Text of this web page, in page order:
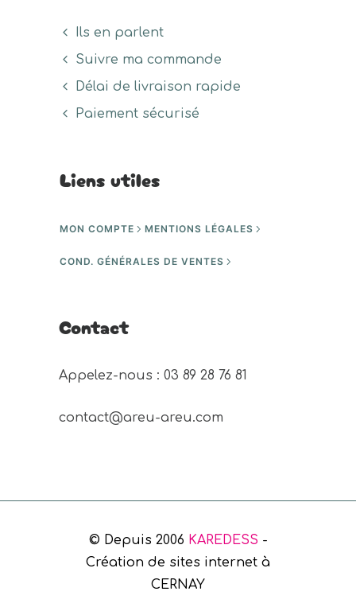
Ils en parlent
Suivre ma commande
Délai de livraison rapide
Paiement sécurisé
Liens utiles
MON COMPTE MENTIONS LÉGALES
COND. GÉNÉRALES DE VENTES
Contact
Appelez-nous : 03 89 28 76 81
contact@areu-areu.com
© Depuis 2006 KAREDESS -
Création de sites internet à
CERNAY